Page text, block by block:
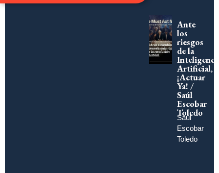
Ante
los
riesgos
de la
Artificial,
¡Actuar
Ya! /
Saúl
Escobar
Toledo
Saúl
Escobar
Toledo